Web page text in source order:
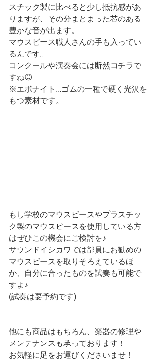
スチック製に比べると少し抵抗感があ
りますが、その分まとまった芯のある
豊かな音が出ます。
マウスピース職人さんの手も入ってい
るんです。
コンクールや演奏会には断然コチラで
すね😊
※エボナイト...ゴムの一種で硬く光沢を
もつ素材です。
もし学校のマウスピースやプラスチッ
ク製のマウスピースを使用している方
はぜひこの機会にご検討を♪
サウンドイシカワでは部員にお勧めの
マウスピースを取りそろえているほ
か、自分に合ったものを試奏も可能で
すよ♪
(試奏は要予約です)
他にも商品はもちろん、楽器の修理や
メンテナンスも承っております！
お気軽に足をお運びくださいませ！